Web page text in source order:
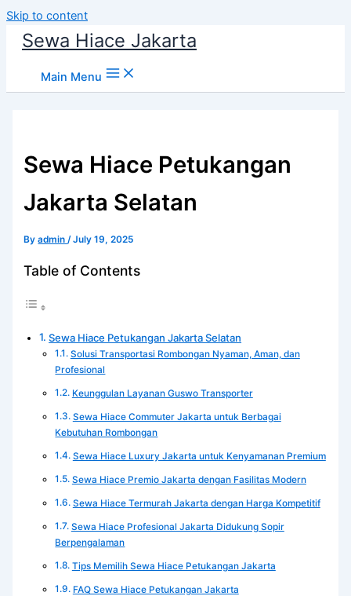
Skip to content
Sewa Hiace Jakarta
Main Menu
Sewa Hiace Petukangan
Jakarta Selatan
Byadmin/July 19, 2025
Table of Contents
Sewa Hiace Petukangan Jakarta Selatan
Solusi Transportasi Rombongan Nyaman, Aman, dan
Profesional
Keunggulan Layanan Guswo Transporter
Sewa Hiace Commuter Jakarta untuk Berbagai
Kebutuhan Rombongan
Sewa Hiace Luxury Jakarta untuk Kenyamanan Premium
Sewa Hiace Premio Jakarta dengan Fasilitas Modern
Sewa Hiace Termurah Jakarta dengan Harga Kompetitif
Sewa Hiace Profesional Jakarta Didukung Sopir
Berpengalaman
Tips Memilih Sewa Hiace Petukangan Jakarta
FAQ Sewa Hiace Petukangan Jakarta